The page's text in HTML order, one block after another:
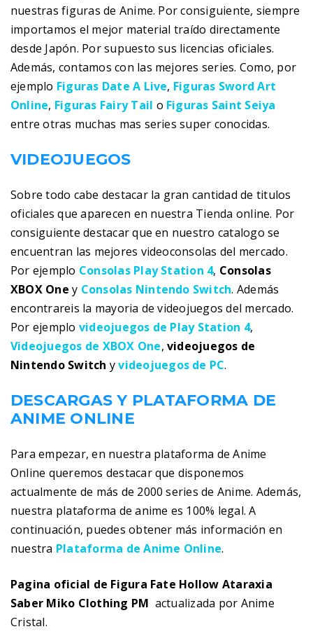
nuestras figuras de Anime. Por consiguiente, siempre
importamos el mejor material traído directamente
desde Japón. Por supuesto sus licencias oficiales.
Además, contamos con las mejores series. Como, por
ejemplo Figuras Date A Live, Figuras Sword Art
Online, Figuras Fairy Tail o Figuras Saint Seiya
entre otras muchas mas series super conocidas.
VIDEOJUEGOS
Sobre todo cabe destacar la gran cantidad de titulos
oficiales que aparecen en nuestra Tienda online. Por
consiguiente destacar que en nuestro catalogo se
encuentran las mejores videoconsolas del mercado.
Por ejemplo Consolas Play Station 4, Consolas
XBOX One y Consolas Nintendo Switch. Además
encontrareis la mayoria de videojuegos del mercado.
Por ejemplo videojuegos de Play Station 4,
Videojuegos de XBOX One,videojuegos de
Nintendo Switch yvideojuegos de PC.
DESCARGAS Y PLATAFORMA DE
ANIME ONLINE
Para empezar, en nuestra plataforma de Anime
Online queremos destacar que disponemos
actualmente de más de 2000 series de Anime. Además,
nuestra plataforma de anime es 100% legal. A
continuación, puedes obtener más información en
nuestra Plataforma de Anime Online.
Pagina oficial de Figura Fate Hollow Ataraxia
Saber Miko Clothing PM actualizada por Anime
Cristal.